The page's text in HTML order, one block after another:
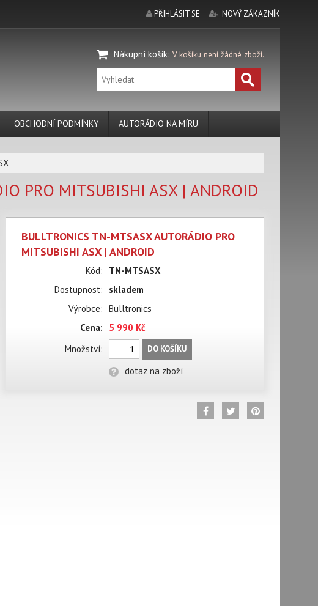
PŘIHLÁSIT SE NOVÝ ZÁKAZNÍK
Nákupní košík: V košíku není žádné zboží.
OBCHODNÍ PODMÍNKY AUTORÁDIO NA MÍRU
PRO MITSUBISHI ASX | ANDROID
BULLTRONICS TN-MTSASX AUTORÁDIO PRO
MITSUBISHI ASX | ANDROID
Kód:
TN-MTSASX
Dostupnost:
skladem
Výrobce: Bulltronics
Cena:
5 990 Kč
Množství:
DO KOŠÍKU
dotaz na zboží